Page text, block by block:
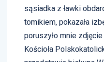
sąsiadka z ławki
tomikiem, pokazała
poruszyło mnie
Kościoła